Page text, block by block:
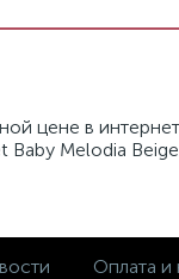
цене в
Melodia
Оплата и